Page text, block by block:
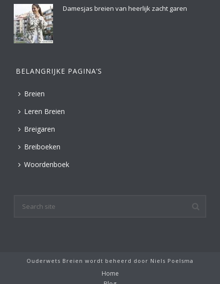
Damesjas breien van heerlijk zacht garen
BELANGRIJKE PAGINA’S
Breien
Leren Breien
Breigaren
Breiboeken
Woordenboek
Ouderwets Breien wordt beheerd door Niels Poelsma
Home